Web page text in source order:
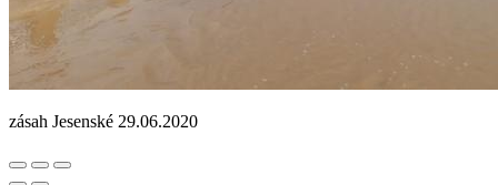
zásah Jesenské 29.06.2020